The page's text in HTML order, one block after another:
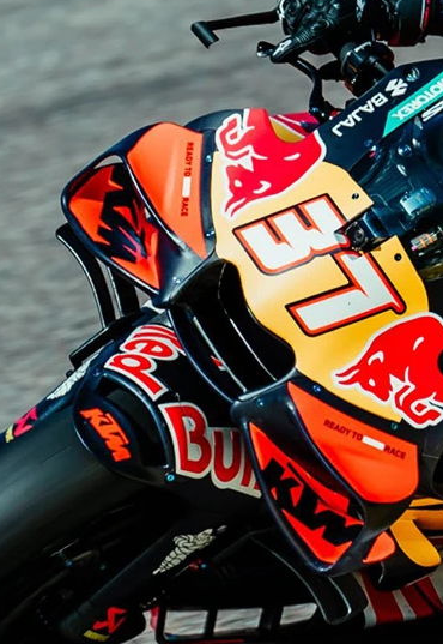
emanet ettiğini
kararı, Japon üreticinin şu anda
Test sürücüsü Aleix
ardından uzun bir süre
tamamen 2027 yılındaki
Bradl'ın yarışlardan emekli
kısıtlanmıştı. Çarşamba
GP'sinde yarışmak üzere
GP'sinde de yarışıp
2014'te fabrika Ducati
LCR Honda çatısı altında
elde eden ikili, 3 de zafer
Çekya GP’si ile 1981'den
zamanda LCR takımının
Crutchlow, aynı yıl